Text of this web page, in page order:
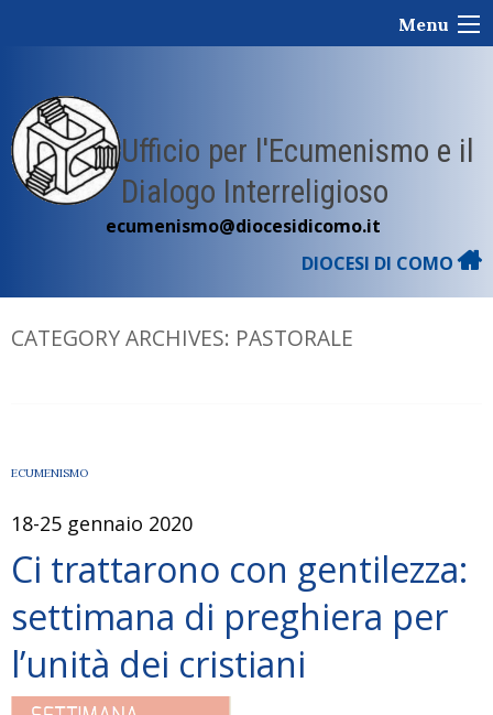
Menu
Ufficio per l'Ecumenismo e il
Dialogo Interreligioso
ecumenismo@diocesidicomo.it
DIOCESI DI COMO
CATEGORY ARCHIVES: PASTORALE
ECUMENISMO
18-25 gennaio 2020
Ci trattarono con gentilezza:
settimana di preghiera per
l’unità dei cristiani